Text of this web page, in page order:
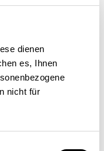
dienen
es, Ihnen
nicht für
stützt und
der